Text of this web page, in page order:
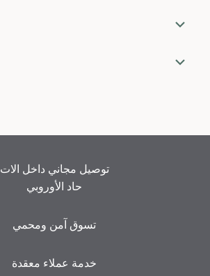
توصيل مجاني داخل الات
حاد الأوروبي
تسوق آمن ومحمي
خدمة عملاء معقدة